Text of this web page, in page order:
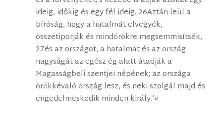
ideig, időkig és egy fél ideig. 26Aztán leül a
bíróság, hogy a hatalmát elvegyék,
összetiporják és mindörökre megsemmisítsék,
27és az országot, a hatalmat és az ország
nagyságát az egész ég alatt átadják a
Magasságbeli szentjei népének; az országa
örökkévaló ország lesz, és neki szolgál majd és
engedelmeskedik minden király.’«